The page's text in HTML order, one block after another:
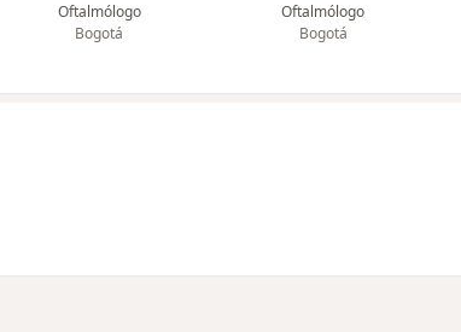
Oftalmólogo
Bogotá
Oftalmólogo
Bogotá